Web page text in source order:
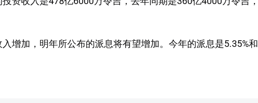
增加，明年所公布的派息将有望增加。今年的派息是5.35%和